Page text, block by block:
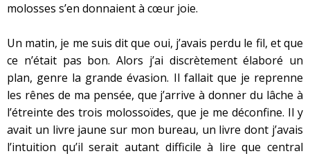
molosses s’en donnaient à cœur joie.
Un matin, je me suis dit que oui, j’avais perdu le fil, et que
ce n’était pas bon. Alors j’ai discrètement élaboré un
plan, genre la grande évasion. Il fallait que je reprenne
les rênes de ma pensée, que j’arrive à donner du lâche à
l’étreinte des trois molossoïdes, que je me déconfine. Il y
avait un livre jaune sur mon bureau, un livre dont j’avais
l’intuition qu’il serait autant difficile à lire que central